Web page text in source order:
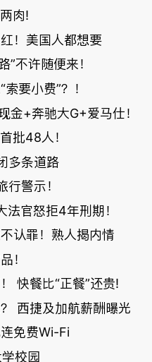
肉!
！美国人都想要
”不许随便来！
要小费”？！
金+奔驰大G+爱马仕！
批48人！
多条道路
警示！
官怒拒4年刑期！
认罪！熟人揭内情
！
快餐比“正餐”还贵!
西捷及加航薪酬曝光
免费Wi-Fi
校园